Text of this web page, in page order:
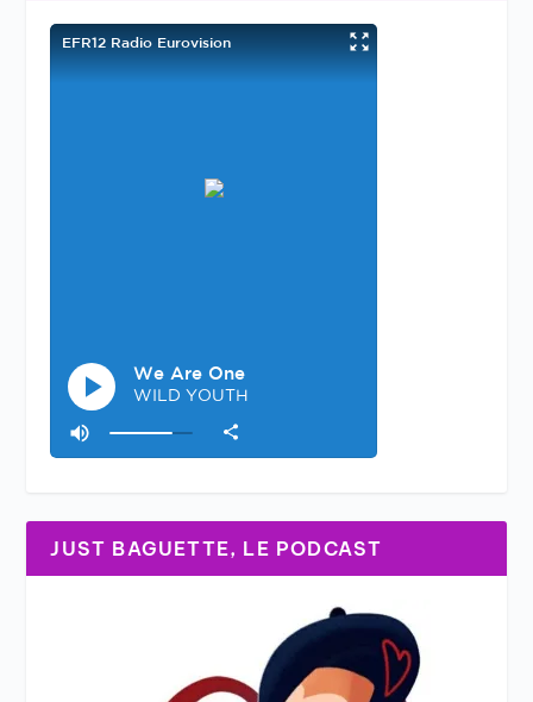
JUST BAGUETTE, LE PODCAST